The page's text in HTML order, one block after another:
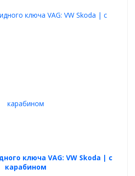
ключа VAG: VW Skoda | с
карабином